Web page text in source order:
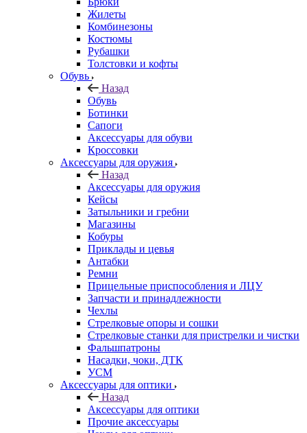
Жилеты
Комбинезоны
Костюмы
Рубашки
Толстовки и кофты
Обувь
Назад
Обувь
Ботинки
Сапоги
Аксессуары для обуви
Кроссовки
Аксессуары для оружия
Назад
Аксессуары для оружия
Кейсы
Затыльники и гребни
Магазины
Кобуры
Приклады и цевья
Антабки
Ремни
Прицельные приспособления и ЛЦУ
Запчасти и принадлежности
Чехлы
Стрелковые опоры и сошки
Стрелковые станки для пристрелки и чистки
Фальшпатроны
Насадки, чоки, ДТК
УСМ
Аксессуары для оптики
Назад
Аксессуары для оптики
Прочие аксессуары